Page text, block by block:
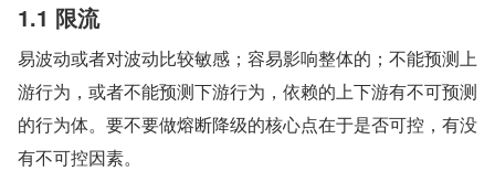
1.1 限流
易波动或者对波动比较敏感；容易影响整体的；不能预测上
游行为，或者不能预测下游行为，依赖的上下游有不可预测
的行为体。要不要做熔断降级的核心点在于是否可控，有没
有不可控因素。